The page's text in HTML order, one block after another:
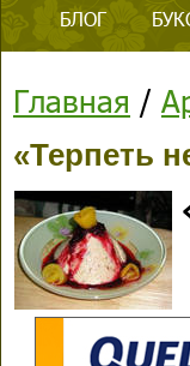
БЛОГ
Главная /
«Терпеть